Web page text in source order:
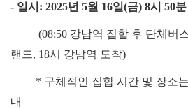
- 일시: 2025년 5월 16일(금) 8시 50분
(08:50 강남역 집합 후 단체버스
랜드, 18시 강남역 도착)
* 구체적인 집합 시간 및 장소는
내